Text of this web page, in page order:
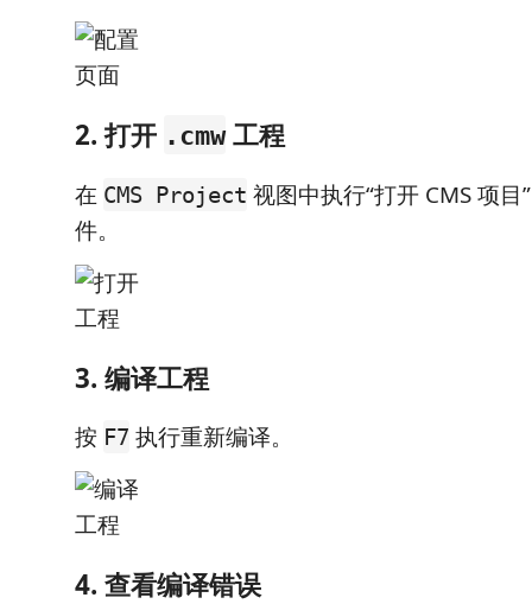
2. 打开 .cmw工程
在 CMS Project 视图中执行“打开 CMS 项
件。
3. 编译工程
按 F7 执行重新编译。
4. 查看编译错误